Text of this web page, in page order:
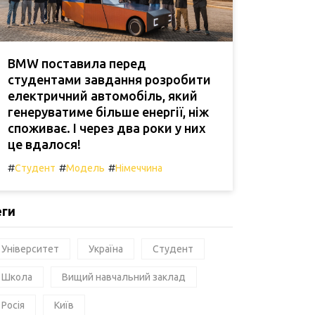
BMW поставила перед
студентами завдання розробити
електричний автомобіль, який
генеруватиме більше енергії, ніж
споживає. І через два роки у них
це вдалося!
#Студент #Модель #Німеччина
Університет Україна Студент
Школа Вищий навчальний заклад
Росія Київ